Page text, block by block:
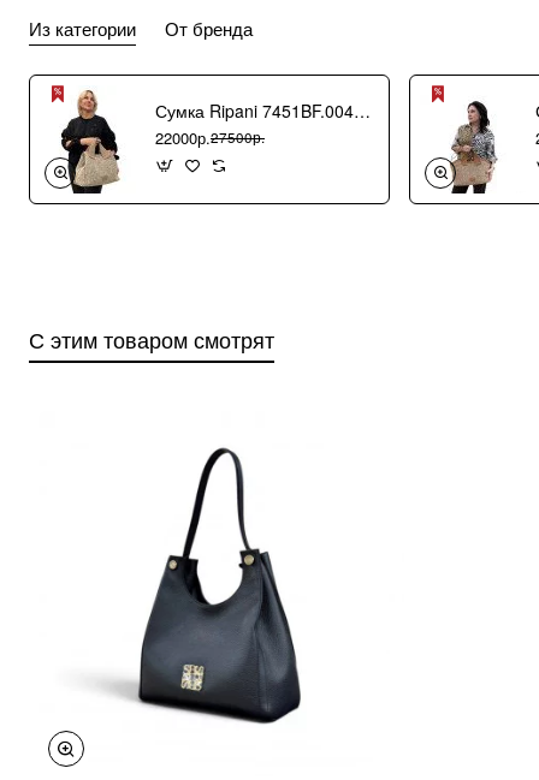
Из категории От бренда
Сумка Ripani 7451BF.00406 Ecru/Sabbia
22000р.27500р.
С этим товаром смотрят